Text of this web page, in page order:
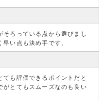
そろっている点から選びまし
い点も決め手です。
も評価できるポイントだと
がとてもスムーズなのも良い